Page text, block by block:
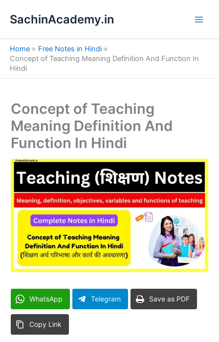
SachinAcademy.in
Home
Free Notes in Hindi
Concept of Teaching Meaning Definition And Function In
Hindi
Concept of Teaching
Meaning Definition And
Function In Hindi
WhatsApp Telegram Save as PDF
Copy Link
e
a
h